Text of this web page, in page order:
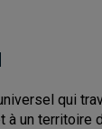
qui
un